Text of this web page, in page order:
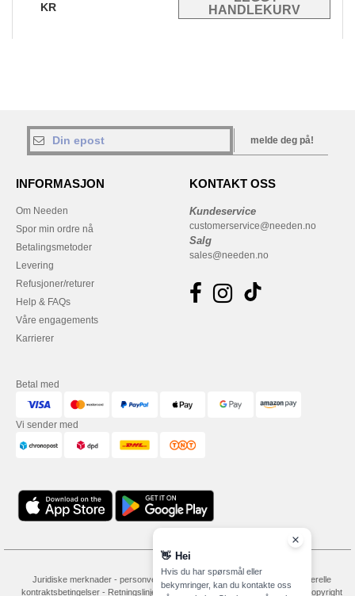
KR
melde deg på!
INFORMASJON
Om Needen
Spor min ordre nå
Betalingsmetoder
Levering
Refusjoner/returer
Help & FAQs
Våre engagements
Karrierer
KONTAKT OSS
Kundeservice
customerservice@needen.no
Salg
sales@needen.no
Betal med
Vi sender med
Juridiske merknader- personvernerklæring
Generelle
kontraktsbetingelser- Retningslinjer for informasjonskapsler Site Map Copyright
👋 Hei
Hvis du har spørsmål eller
bekymringer, kan du kontakte oss